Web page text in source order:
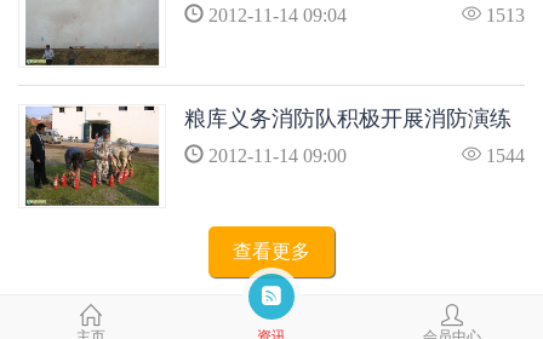
2012-11-14 09:04 1513
粮库义务消防队积极开展消防演练
2012-11-14 09:00 1544
查看更多